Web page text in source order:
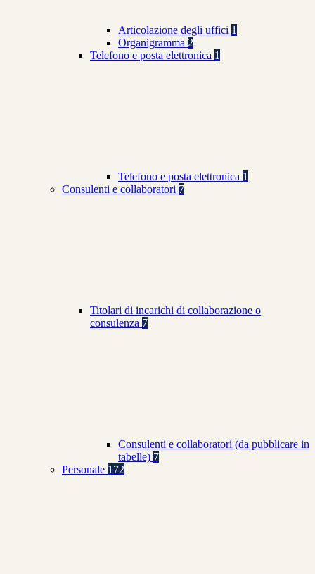
Articolazione degli uffici 1
Organigramma 2
Telefono e posta elettronica 1
Telefono e posta elettronica 1
Consulenti e collaboratori 7
Titolari di incarichi di collaborazione o
consulenza 7
Consulenti e collaboratori (da pubblicare in
tabelle) 7
Personale 172